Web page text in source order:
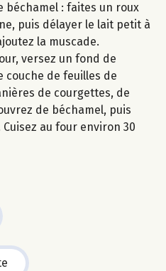
béchamel : faites un roux
puis délayer le lait petit à
la muscade.
versez un fond de
couche de feuilles de
de courgettes, de
de béchamel, puis
au four environ 30